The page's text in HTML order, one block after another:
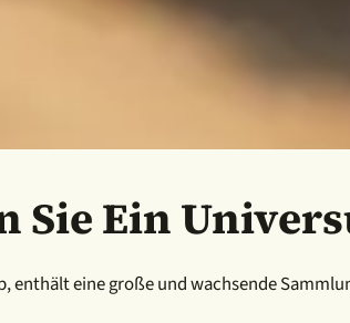
Sie Ein
enthält eine große und wachsende